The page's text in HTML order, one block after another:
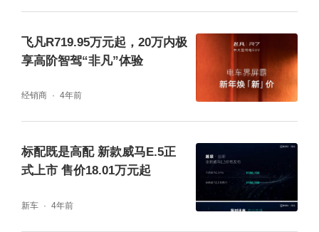
载69.2kWh同级最大容量电池以及同级唯一2C
直流快充，充电20分钟即可补能300km（SO
C 30%-80%），同时具备3.3kW对外放电，随
飞凡R719.95万元起，20万内极
享高阶智驾“非凡”体验
经销商 4年前
标配既是高配 新款威马E.5正
式上市 售价18.01万元起
新车 4年前